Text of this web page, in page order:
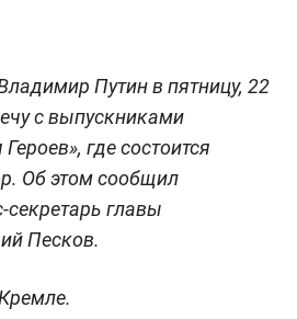
Путин в пятницу, 22
с выпускниками
где состоится
Об этом сообщил
главы
Песков.